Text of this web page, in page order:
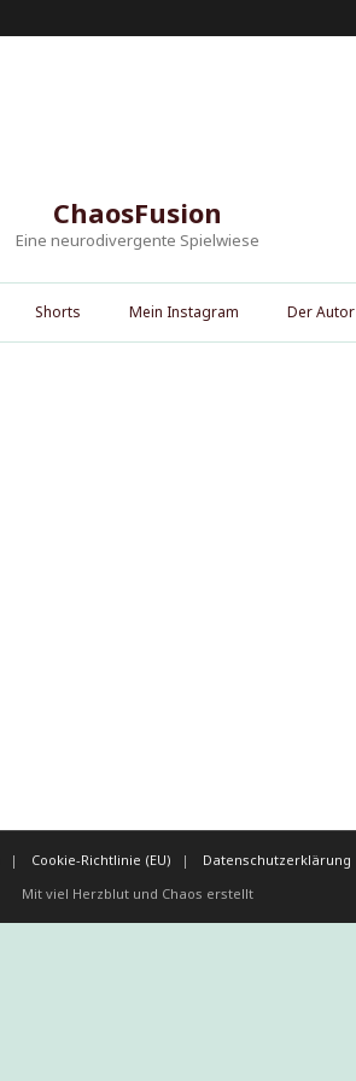
ChaosFusion
Eine neurodivergente Spielwiese
Shorts Mein Instagram Der Autor
Cookie-Richtlinie (EU)
Datenschutzerklärung
Mit viel Herzblut und Chaos erstellt